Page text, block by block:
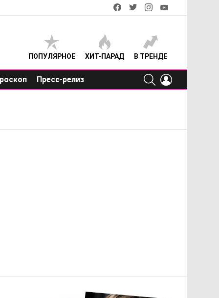
facebooktwitterinstagram
ПОПУЛЯРНОЕ ХИТ-ПАРАД В ТРЕНДЕ
Пресс-релиз
SEARCH